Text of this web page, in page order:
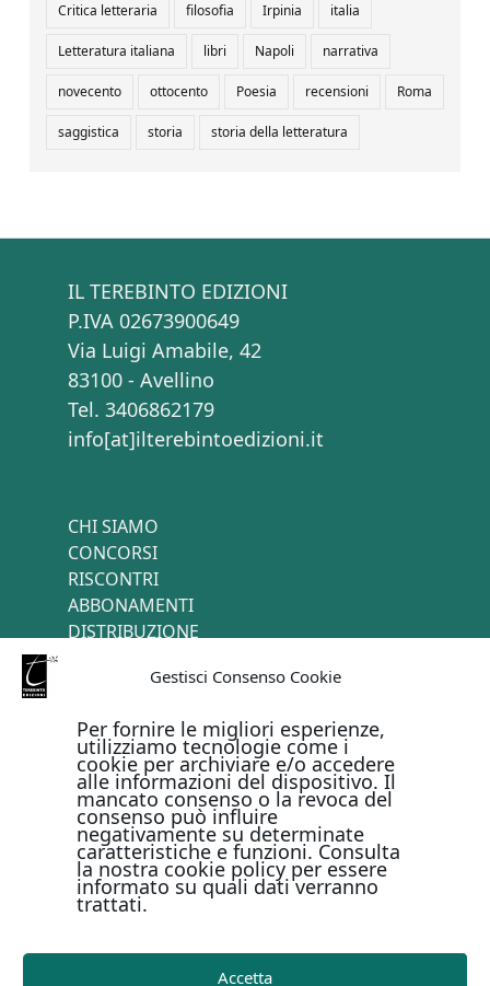
Gestisci Consenso Cookie
Per fornire le migliori esperienze,
utilizziamo tecnologie come i
cookie per archiviare e/o accedere
alle informazioni del dispositivo. Il
mancato consenso o la revoca del
consenso può influire
negativamente su determinate
caratteristiche e funzioni. Consulta
la nostra cookie policy per essere
informato su quali dati verranno
trattati.
Accetta
Critica letteraria filosofia Irpinia italia
Letteratura italiana libri Napoli narrativa
novecento ottocento Poesia recensioni Roma
saggistica storia storia della letteratura
IL TEREBINTO EDIZIONI
P.IVA 02673900649
Via Luigi Amabile, 42
83100 - Avellino
Tel. 3406862179
info[at]ilterebintoedizioni.it
CHI SIAMO
CONCORSI
RISCONTRI
ABBONAMENTI
DISTRIBUZIONE
PAGAMENTI ONLINE CON
Metodi di pagamento